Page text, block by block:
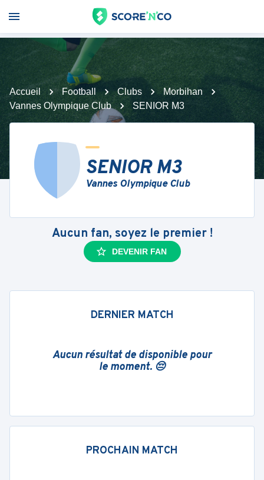
Accueil Football Clubs
Morbihan
Vannes Olympique Club
SENIOR M3
SENIOR M3
Vannes Olympique Club
Aucun fan, soyez le premier !
DEVENIR FAN
DERNIER MATCH
Aucun résultat de disponible pour
le moment. 😔
PROCHAIN MATCH